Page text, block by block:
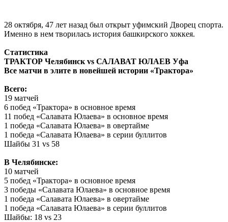
28 октября, 47 лет назад был открыт уфимский Дворец спорта.
Именно в нем творилась история башкирского хоккея.
Статистика
ТРАКТОР Челябинск vs САЛАВАТ ЮЛАЕВ Уфа
Все матчи в элите в новейшей истории «Трактора»
Всего:
19 матчей
6 побед «Трактора» в основное время
11 побед «Салавата Юлаева» в основное время
1 победа «Салавата Юлаева» в овертайме
1 победа «Салавата Юлаева» в серии буллитов
Шайбы 31 vs 58
В Челябинске:
10 матчей
5 побед «Трактора» в основное время
3 победы «Салавата Юлаева» в основное время
1 победа «Салавата Юлаева» в овертайме
1 победа «Салавата Юлаева» в серии буллитов
Шайбы: 18 vs 23